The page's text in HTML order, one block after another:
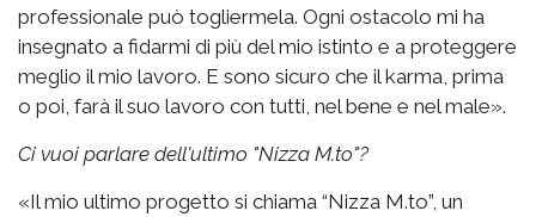
professionale può togliermela. Ogni ostacolo mi ha
insegnato a fidarmi di più del mio istinto e a proteggere
meglio il mio lavoro. E sono sicuro che il karma, prima
o poi, farà il suo lavoro con tutti, nel bene e nel male».
Ci vuoi parlare dell'ultimo "Nizza M.to"?
«Il mio ultimo progetto si chiama “Nizza M.to”, un